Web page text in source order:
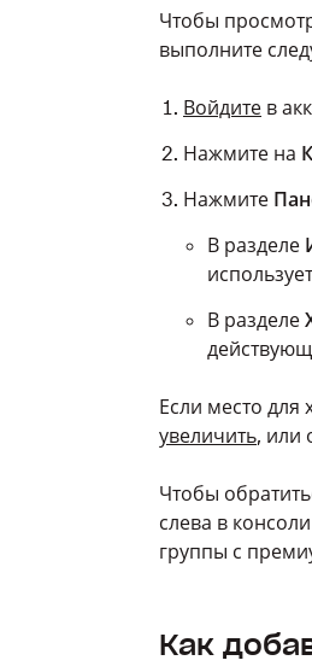
Чтобы
выполните
Войдите в
Нажмите на
Нажмите
В разделе
В разделе
Если место для
увеличить, или
Чтобы
слева в
группы с
Как